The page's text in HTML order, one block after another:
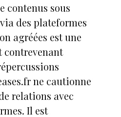
contenus sous
des plateformes
agréées est une
ne cautionne
relations avec
Il est